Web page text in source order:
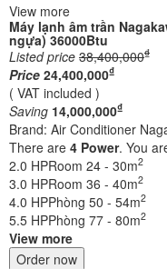
View more
Máy lạnh âm trần
ngựa) 36000Btu
Listed price 38,400,000₫
Price 24,400,000₫
( VAT included )
Saving 14,000,000₫
Brand: Air Conditioner
There are 4 Power. You
2.0 HPRoom 24 - 30m2
3.0 HPRoom 36 - 40m2
4.0 HPPhòng 50 - 54m2
5.5 HPPhòng 77 - 80m2
View more
Order now